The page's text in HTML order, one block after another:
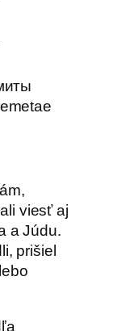
viesť aj
a Júdu.
prišiel